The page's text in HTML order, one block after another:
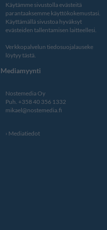
Käytämme sivustolla evästeitä
parantaaksemme käyttökokemustasi.
Käyttämällä sivustoa hyväksyt
evästeiden tallentamisen laitteellesi.
Verkkopalvelun tiedosuojalauseke
löytyy tästä
Mediamyynti
Nostemedia Oy
Puh. +358 40 356 1332
mikael@nostemedia.fi
Mediatiedot